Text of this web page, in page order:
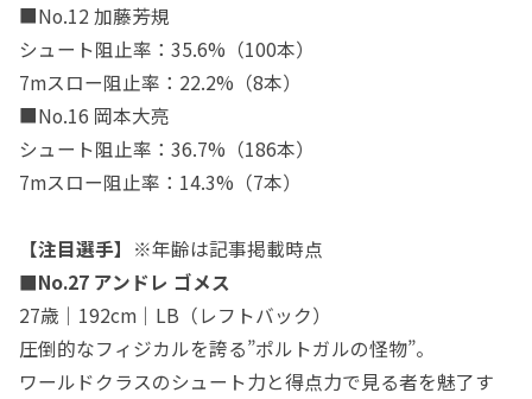
■No.12 加藤芳規
シュート阻止率：35.6%（100本）
7mスロー阻止率：22.2%（8本）
■No.16 岡本大亮
シュート阻止率：36.7%（186本）
7mスロー阻止率：14.3%（7本）
【注目選手】 ※年齢は記事掲載時点
■No.27 アンドレ ゴメス
27歳｜192cm｜LB（レフトバック）
圧倒的なフィジカルを誇る”ポルトガルの怪物”。
ワールドクラスのシュート力と得点力で見る者を魅了す